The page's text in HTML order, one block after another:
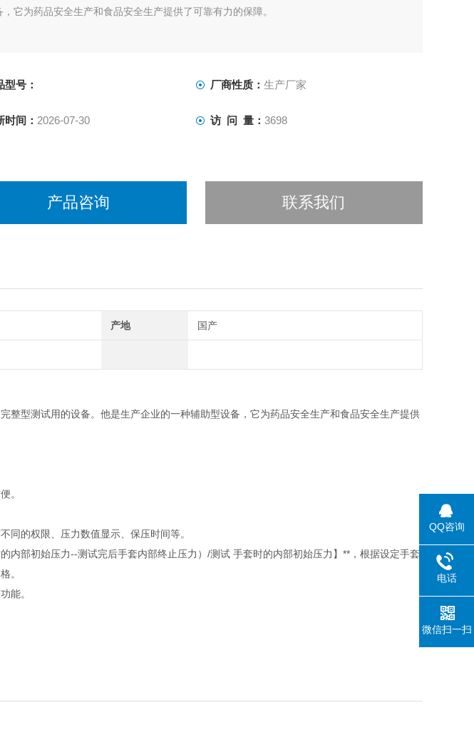
，它为药品安全生产和食品安全生产提供了可靠有力的保障。
型号： 厂商性质： 生产厂家
时间： 2026-07-30 访 问 量： 3698
产品咨询 联系我们
产地 国产
型测试用的设备。他是生产企业的一种辅助型设备，它为药品安全生产和食品安全生产提供
。
的权限、压力数值显示、保压时间等。
部初始压力--测试完后手套内部终止压力）/测试 手套时的内部初始压力】**，根据设定手套
。
能。
QQ咨询
电话
微信扫一扫